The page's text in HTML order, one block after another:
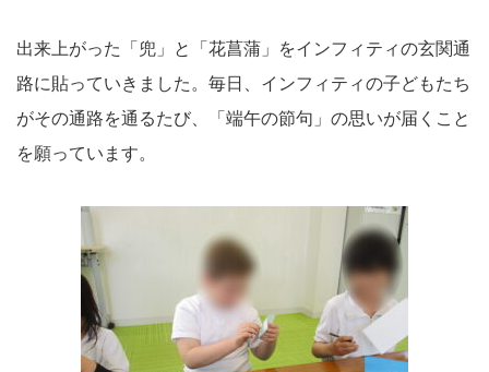
出来上がった「兜」と「花菖蒲」をインフィティの玄関通
路に貼っていきました。毎日、インフィティの子どもたち
がその通路を通るたび、「端午の節句」の思いが届くこと
を願っています。